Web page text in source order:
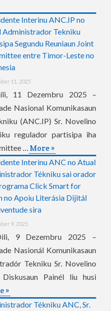
Interinu ANC.IP no
Administrador Tekniku
Segundu Reuniaun Joint
entre Timor-Leste no
11, 2025
11 Dezembru 2025 –
Nasional Komunikasaun
(ANC.IP) Sr. Novelino
regulador partisipa iha
… More »
Interinu ANC no Atual
Tékniku sai orador
Click Smart for
no Apoiu Literásia Dijitál
sira
9, 2025
9 Dezembru 2025 –
Nasionál Komunikasaun
Tekniku Sr. Novelino
Painél liu husi
»
Tékniku ANC, Sr.